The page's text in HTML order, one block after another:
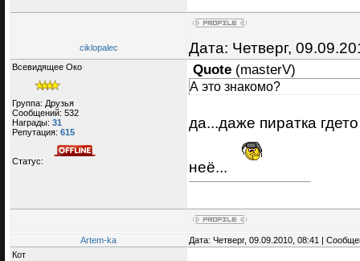
ciklopalec Дата: Четверг,
Всевидящее Око
Группа: Друзья
Сообщений: 532
Награды: 31
Репутация: 615
Статус:
Quote (masterV)
А это знакомо?
да...даже пиратка
неё...
Artem-ka
Дата: Четверг, 09.09.2010, 08:41 |
Кот